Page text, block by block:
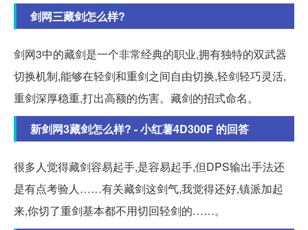
剑网三藏剑怎么样?
剑网3中的藏剑是一个非常经典的职业,拥有独特的双武器
切换机制,能够在轻剑和重剑之间自由切换,轻剑轻巧灵活,
重剑深厚稳重,打出高额的伤害。藏剑的招式命名。
新剑网3藏剑怎么样? - 小红薯4D300F 的回答
很多人觉得藏剑容易起手,是容易起手,但DPS输出手法还
是有点考验人……有关藏剑这剑气,我觉得还好,镇派加起
来,你切了重剑基本都不用切回轻剑的……。